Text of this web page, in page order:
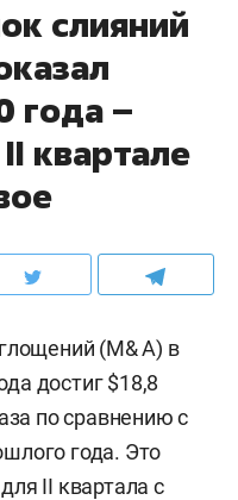
слияний
года –
квартале
(M& A) в
достиг $18,8
по сравнению с
года. Это
II квартала с